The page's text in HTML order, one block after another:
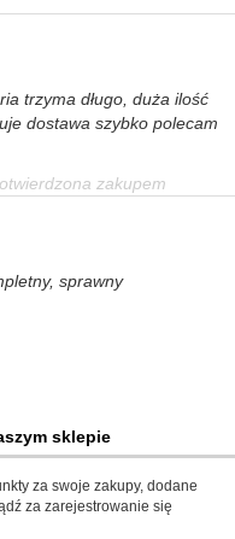
trzyma długo, duża ilość
dostawa szybko polecam
zakupem
sprawny
sklepie
za swoje zakupy, dodane
za zarejestrowanie się